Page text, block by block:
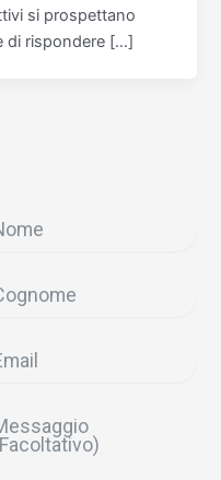
si prospettano
di rispondere […]